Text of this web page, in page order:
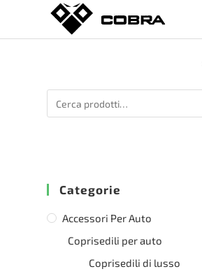
contenuto
Categorie
Accessori Per Auto
Coprisedili per auto
Coprisedili di lusso